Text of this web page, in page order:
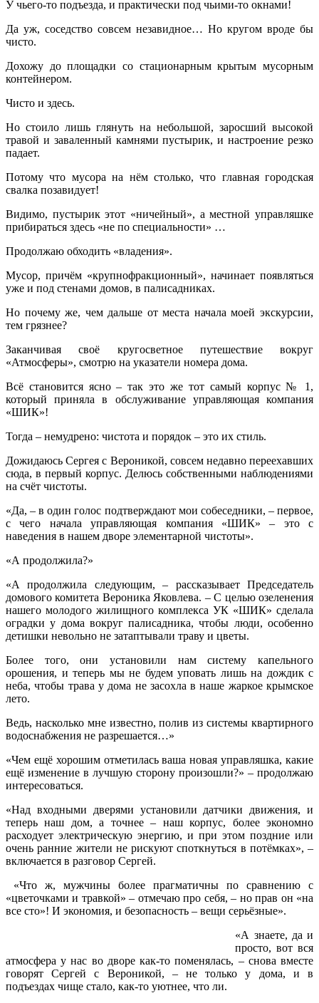
У чьего-то подъезда, и практически под чьими-то окнами!
Да уж, соседство совсем незавидное… Но кругом вроде бы
чисто.
Дохожу до площадки со стационарным крытым мусорным
контейнером.
Чисто и здесь.
Но стоило лишь глянуть на небольшой, заросший высокой
травой и заваленный камнями пустырик, и настроение резко
падает.
Потому что мусора на нём столько, что главная городская
свалка позавидует!
Видимо, пустырик этот «ничейный», а местной управляшке
прибираться здесь «не по специальности» …
Продолжаю обходить «владения».
Мусор, причём «крупнофракционный», начинает появляться
уже и под стенами домов, в палисадниках.
Но почему же, чем дальше от места начала моей экскурсии,
тем грязнее?
Заканчивая своё кругосветное путешествие вокруг
«Атмосферы», смотрю на указатели номера дома.
Всё становится ясно – так это же тот самый корпус № 1,
который приняла в обслуживание управляющая компания
«ШИК»!
Тогда – немудрено: чистота и порядок – это их стиль.
Дожидаюсь Сергея с Вероникой, совсем недавно переехавших
сюда, в первый корпус. Делюсь собственными наблюдениями
на счёт чистоты.
«Да, – в один голос подтверждают мои собеседники, – первое,
с чего начала управляющая компания «ШИК» – это с
наведения в нашем дворе элементарной чистоты».
«А продолжила?»
«А продолжила следующим, – рассказывает Председатель
домового комитета Вероника Яковлева. – С целью озеленения
нашего молодого жилищного комплекса УК «ШИК» сделала
оградки у дома вокруг палисадника, чтобы люди, особенно
детишки невольно не затаптывали траву и цветы.
Более того, они установили нам систему капельного
орошения, и теперь мы не будем уповать лишь на дождик с
неба, чтобы трава у дома не засохла в наше жаркое крымское
лето.
Ведь, насколько мне известно, полив из системы квартирного
водоснабжения не разрешается…»
«Чем ещё хорошим отметилась ваша новая управляшка, какие
ещё изменение в лучшую сторону произошли?» – продолжаю
интересоваться.
«Над входными дверями установили датчики движения, и
теперь наш дом, а точнее – наш корпус, более экономно
расходует электрическую энергию, и при этом поздние или
очень ранние жители не рискуют споткнуться в потёмках», –
включается в разговор Сергей.
«Что ж, мужчины более прагматичны по сравнению с
«цветочками и травкой» – отмечаю про себя, – но прав он «на
все сто»! И экономия, и безопасность – вещи серьёзные».
«А знаете, да и
просто, вот вся
атмосфера у нас во дворе как-то поменялась, – снова вместе
говорят Сергей с Вероникой, – не только у дома, и в
подъездах чище стало, как-то уютнее, что ли.